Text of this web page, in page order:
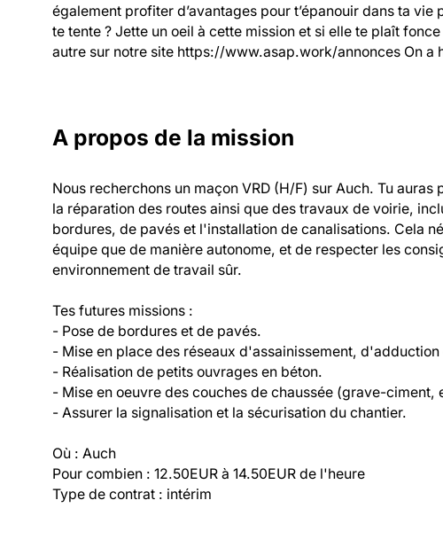
également profiter d’avantages pour t’épanouir dans ta
te tente ? Jette un oeil à cette mission et si elle te plaît
autre sur notre site https://www.asap.work/annonces On a
A propos de la mission
Nous recherchons un maçon VRD (H/F) sur Auch. Tu
la réparation des routes ainsi que des travaux de voirie,
bordures, de pavés et l'installation de canalisations. Cela
équipe que de manière autonome, et de respecter les
environnement de travail sûr.
Tes futures missions :
- Pose de bordures et de pavés.
- Mise en place des réseaux d'assainissement,
- Réalisation de petits ouvrages en béton.
- Mise en oeuvre des couches de chaussée (grave-ciment,
- Assurer la signalisation et la sécurisation du chantier.
Où : Auch
Pour combien : 12.50EUR à 14.50EUR de l'heure
Type de contrat : intérim